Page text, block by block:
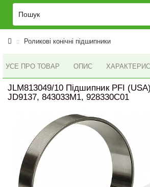
Роликові конічні підшипники
УСЕ ПРО ТОВАР ОПИС
JLM813049/10 Підшипник PFI
JD9137, 843033M1, 928330C01